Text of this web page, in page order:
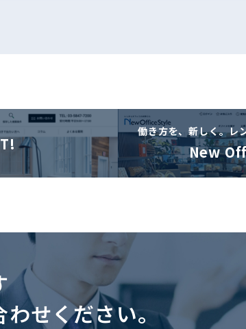
働き方を、新しく。レ
New
せください。